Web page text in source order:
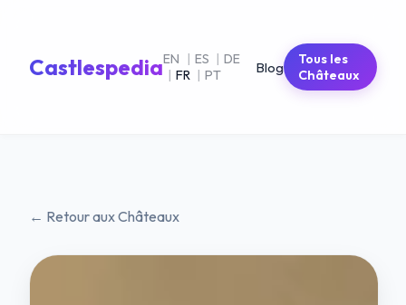
CastlespediaEN | ES | DE
| FR | PT Blog
Tous les
Châteaux
← Retour aux Châteaux